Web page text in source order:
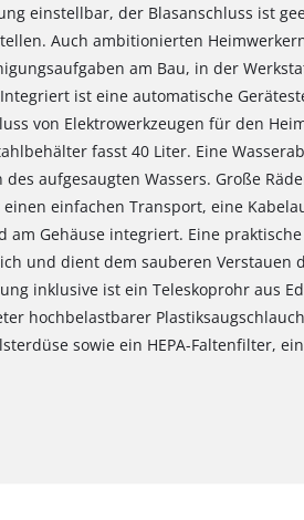
einstellbar, der Blasanschluss ist
Auch ambitionierten
am Bau, in der
ist eine automatische
von Elektrowerkzeugen für den
fasst 40 Liter. Eine
aufgesaugten Wassers. Große
einfachen Transport, eine
am Gehäuse integriert. Eine
und dient dem sauberen Verstauen
inklusive ist ein Teleskoprohr aus
hochbelastbarer
sowie ein HEPA-Faltenfilter,